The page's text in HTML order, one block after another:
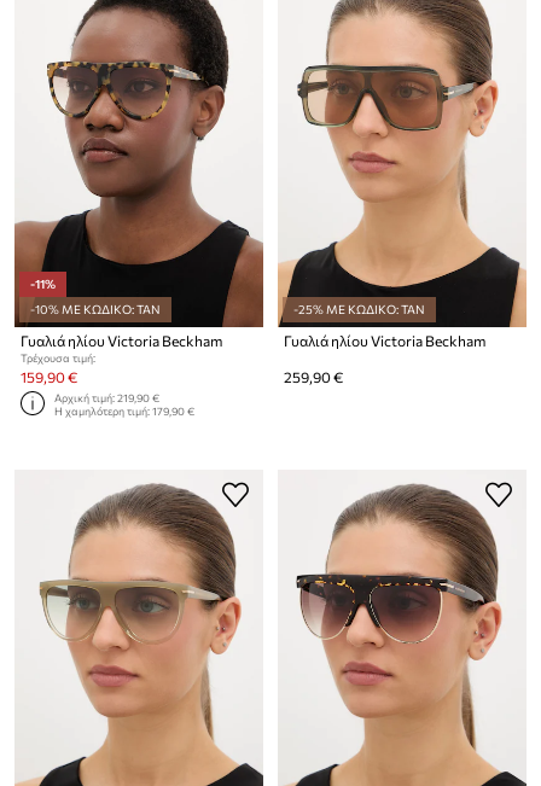
-11%
-10% ΜΕ ΚΩΔΙΚΟ: TAN
Γυαλιά ηλίου Victoria Beckham
Τρέχουσα τιμή:
159,90 €
Αρχική τιμή:219,90 €
Η χαμηλότερη τιμή:179,90 €
-25% ΜΕ ΚΩΔΙΚΟ: TAN
Γυαλιά ηλίου Victoria Beckham
259,90 €